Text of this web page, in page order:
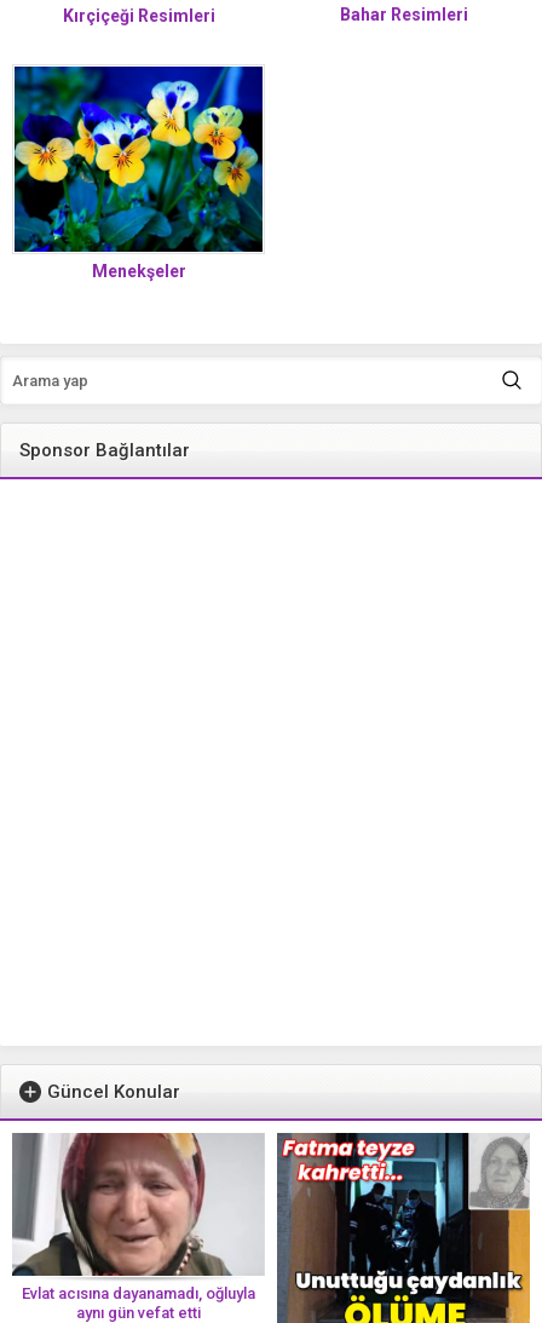
Kırçiçeği Resimleri Bahar Resimleri
Menekşeler
Sponsor Bağlantılar
Güncel Konular
Evlat acısına dayanamadı, oğluyla
aynı gün vefat etti